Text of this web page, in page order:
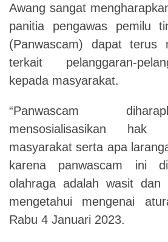
Awang sangat
panitia pengawas pemilu
(Panwascam) dapat terus
terkait pelanggaran-
kepada masyarakat.
“Panwascam
mensosialisasikan hak
masyarakat serta apa
karena panwascam ini
olahraga adalah wasit dan
mengetahui mengenai
Rabu 4 Januari 2023.